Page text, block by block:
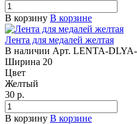
В корзину В корзине
Лента для медалей желтая
В наличии Арт. LENTA-
Ширина 20
Цвет
Желтый
30 р.
В корзину В корзине